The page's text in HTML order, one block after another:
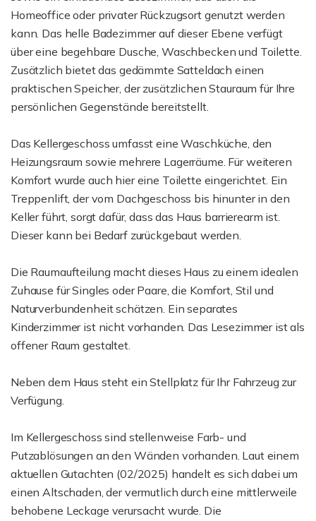
Homeoffice oder privater Rückzugsort genutzt werden
kann. Das helle Badezimmer auf dieser Ebene verfügt
über eine begehbare Dusche, Waschbecken und Toilette.
Zusätzlich bietet das gedämmte Satteldach einen
praktischen Speicher, der zusätzlichen Stauraum für Ihre
persönlichen Gegenstände bereitstellt.
Das Kellergeschoss umfasst eine Waschküche, den
Heizungsraum sowie mehrere Lagerräume. Für weiteren
Komfort wurde auch hier eine Toilette eingerichtet. Ein
Treppenlift, der vom Dachgeschoss bis hinunter in den
Keller führt, sorgt dafür, dass das Haus barrierearm ist.
Dieser kann bei Bedarf zurückgebaut werden.
Die Raumaufteilung macht dieses Haus zu einem idealen
Zuhause für Singles oder Paare, die Komfort, Stil und
Naturverbundenheit schätzen. Ein separates
Kinderzimmer ist nicht vorhanden. Das Lesezimmer ist als
offener Raum gestaltet.
Neben dem Haus steht ein Stellplatz für Ihr Fahrzeug zur
Verfügung.
Im Kellergeschoss sind stellenweise Farb- und
Putzablösungen an den Wänden vorhanden. Laut einem
aktuellen Gutachten (02/2025) handelt es sich dabei um
einen Altschaden, der vermutlich durch eine mittlerweile
behobene Leckage verursacht wurde. Die